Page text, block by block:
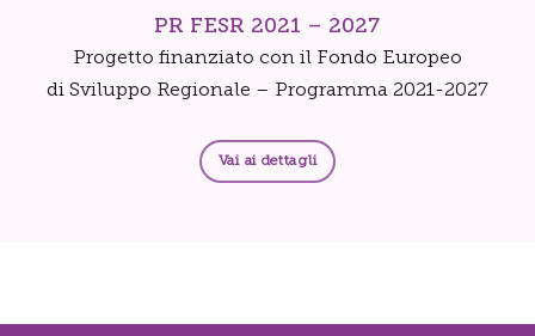
PR FESR 2021 – 2027
Progetto finanziato con il Fondo Europeo
di Sviluppo Regionale – Programma 2021-2027
Vai ai dettagli